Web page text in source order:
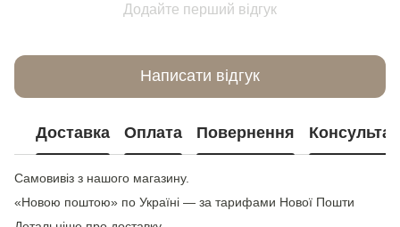
Додайте перший відгук
Написати відгук
Доставка Оплата Повернення
Самовивіз з нашого магазину.
«Новою поштою» по Україні — за тарифами Нової Пошти